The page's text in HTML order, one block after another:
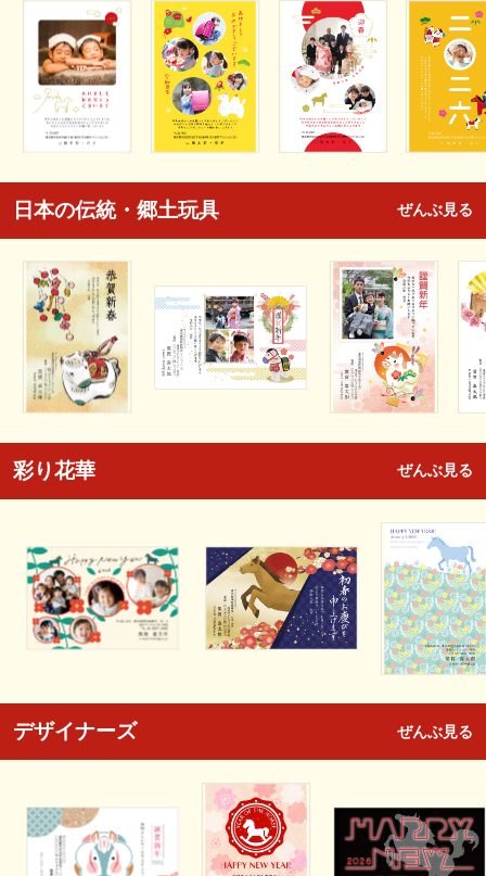
日本の伝統・郷土玩具 ぜんぶ見る
彩り花華 ぜんぶ見る
デザイナーズ ぜんぶ見る